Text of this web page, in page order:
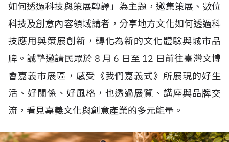
如何透過科技與策展轉譯」為主題，邀集策展、數位
科技及創意內容領域講者，分享地方文化如何透過科
技應用與策展創新，轉化為新的文化體驗與城市品
牌。誠摯邀請民眾於 8 月 6 日至 12 日前往臺灣文博
會嘉義市展區，感受《我們嘉義式》所展現的好生
活、好關係、好風格，也透過展覽、講座與品牌交
流，看見嘉義文化與創意產業的多元能量。